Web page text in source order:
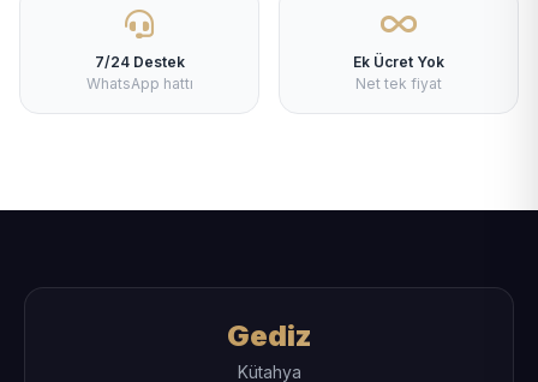
7/24 Destek
WhatsApp hattı
Ek Ücret Yok
Net tek fiyat
Gediz
Kütahya